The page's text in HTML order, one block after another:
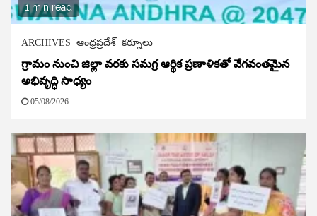
1 min read
ARCHIVES ఆంధ్రప్రదేశ్ కర్నూలు
గ్రామం నుంచి జిల్లా వరకు సమగ్ర ఆర్థిక ప్రణాళికతో వేగవంతమైన
అభివృద్ధి సాధ్యం
05/08/2026